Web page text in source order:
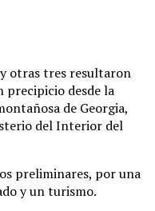
otras tres resultaron
precipicio desde la
de Georgia,
del Interior del
preliminares, por una
y un turismo.